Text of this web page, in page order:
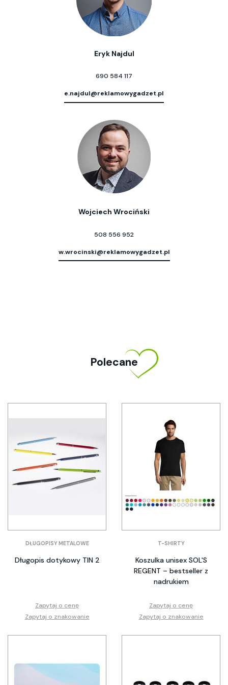
Eryk Najdul
690 584 117
e.najdul@reklamowygadzet.pl
Wojciech Wrociński
508 556 952
w.wrocinski@reklamowygadzet.pl
Polecane
DŁUGOPISY METALOWE
Długopis dotykowy TIN 2
Zapytaj o cenę
Zapytaj o znakowanie
T-SHIRTY
Koszulka unisex SOL'S
REGENT – bestseller z
nadrukiem
Zapytaj o cenę
Zapytaj o znakowanie